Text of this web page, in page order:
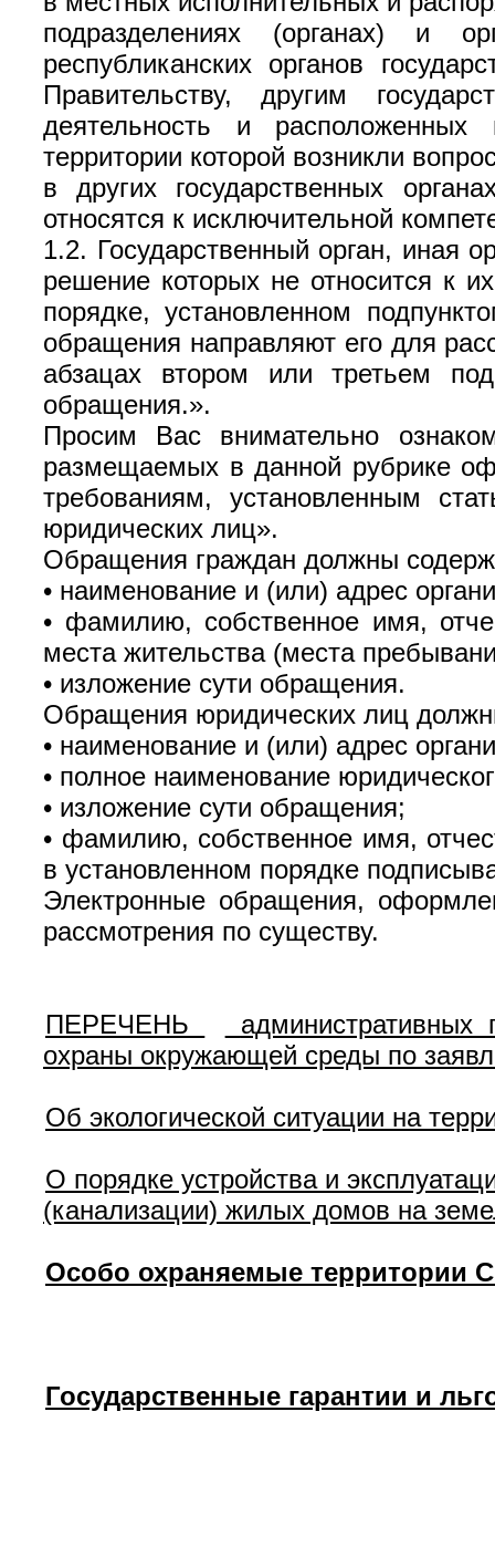
подразделениях (органах) и
республиканских органов
Правительству, другим
деятельность и расположенных
территории которой возникли
в других государственных
относятся к исключительной
1.2. Государственный орган, иная
решение которых не относится к
порядке, установленном
обращения направляют его для
абзацах втором или третьем
обращения.».
Просим Вас внимательно
размещаемых в данной рубрике
требованиям, установленным
юридических лиц».
Обращения граждан должны
• наименование и (или) адрес
• фамилию, собственное имя,
места жительства (места
• изложение сути обращения.
Обращения юридических лиц
• наименование и (или) адрес
• полное наименование
• изложение сути обращения;
• фамилию, собственное имя,
в установленном порядке
Электронные обращения,
рассмотрения по существу.
ПЕРЕЧЕНЬ
охраны окружающей среды по
Об экологической ситуации на
О порядке устройства и
(канализации) жилых домов на
Особо охраняемые территории
Государственные гарантии и